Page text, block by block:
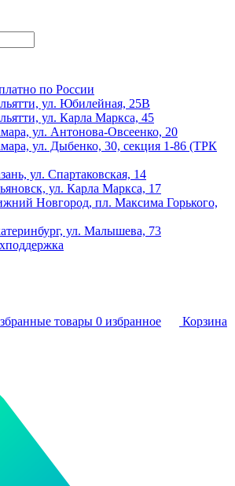
по России
ул. Юбилейная, 25В
ул. Карла Маркса, 45
ул. Антонова-Овсеенко, 20
ул. Дыбенко, 30, секция 1-86 (ТРК
ул. Спартаковская, 14
ул. Карла Маркса, 17
Новгород, пл. Максима Горького,
ул. Малышева, 73
товары 0 избранное
Корзина